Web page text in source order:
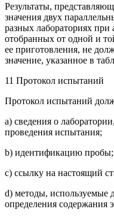
Результаты,
значения двух
разных лабораториях при
отобранных от одной и
ее приготовления, не
значение, указанное в
11 Протокол испытаний
Протокол испытаний
a) сведения о
проведения испытания;
b) идентификацию пробы;
c) ссылку на настоящий
d) методы, используемые
определения содержания